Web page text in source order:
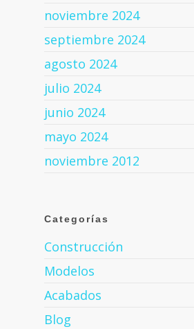
noviembre 2024
septiembre 2024
agosto 2024
julio 2024
junio 2024
mayo 2024
noviembre 2012
Categorías
Construcción
Modelos
Acabados
Blog